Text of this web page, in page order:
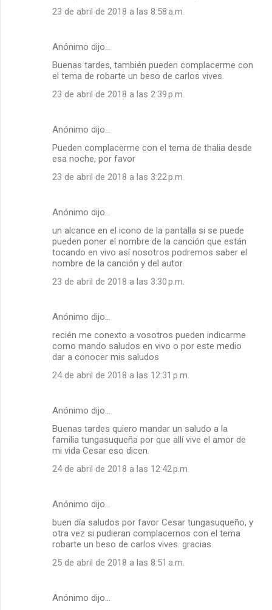
23 de abril de 2018 a las 8:58 a.m.
Anónimo dijo…
Buenas tardes, también pueden complacerme con
el tema de robarte un beso de carlos vives.
23 de abril de 2018 a las 2:39 p.m.
Anónimo dijo…
Pueden complacerme con el tema de thalia desde
esa noche, por favor
23 de abril de 2018 a las 3:22 p.m.
Anónimo dijo…
un alcance en el icono de la pantalla si se puede
pueden poner el nombre de la canción que están
tocando en vivo así nosotros podremos saber el
nombre de la canción y del autor.
23 de abril de 2018 a las 3:30 p.m.
Anónimo dijo…
recién me conexto a vosotros pueden indicarme
como mando saludos en vivo o por este medio
dar a conocer mis saludos
24 de abril de 2018 a las 12:31 p.m.
Anónimo dijo…
Buenas tardes quiero mandar un saludo a la
familia tungasuqueña por que allí vive el amor de
mi vida Cesar eso dicen.
24 de abril de 2018 a las 12:42 p.m.
Anónimo dijo…
buen día saludos por favor Cesar tungasuqueño, y
otra vez si pudieran complacernos con el tema
robarte un beso de carlos vives. gracias.
25 de abril de 2018 a las 8:51 a.m.
Anónimo dijo…